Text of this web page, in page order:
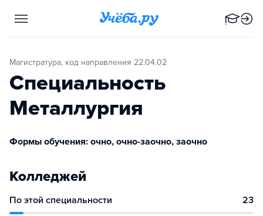
Магистратура, код направления 22.04.02
Специальность
Металлургия
Формы обучения: очно, очно-заочно, заочно
Колледжей
По этой специальности 23